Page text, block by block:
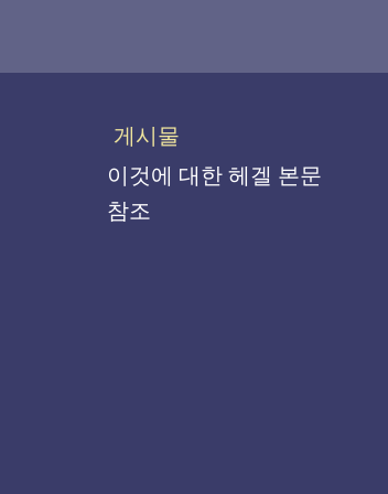
게시물
이것에 대한 헤겔 본문
참조